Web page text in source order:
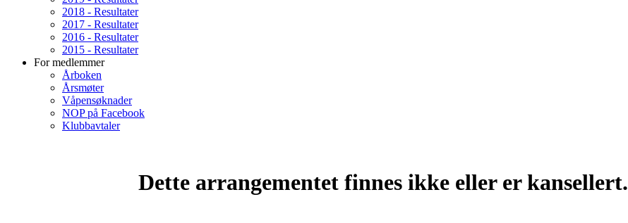
2018 - Resultater
2017 - Resultater
2016 - Resultater
2015 - Resultater
For medlemmer
Årboken
Årsmøter
Våpensøknader
NOP på Facebook
Klubbavtaler
Dette arrangementet finnes ikke eller er kansellert.